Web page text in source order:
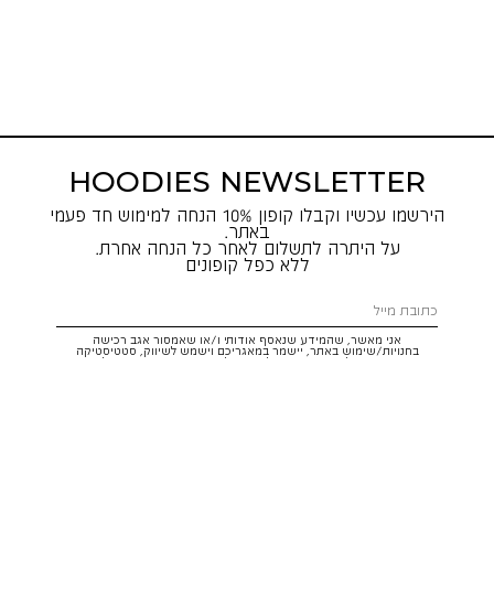
HOODIES NEWSLETTER
הירשמו עכשיו וקבלו קופון 10% הנחה למימוש חד פעמי
באתר.
על היתרה לתשלום לאחר כל הנחה אחרת.
ללא כפל קופונים
אני מאשר, שהמידע שנאסף אודותי ו/או שאמסור אגב רכישה
בחנויות/שימוש באתר, יישמר במאגריכם וישמש לשיווק, סטטיסטיקה
והתאמת הטבות לצרכיי, בהתאם
לתקנון ולמדיניות הפרטיות
. ידוע לי שזכותי